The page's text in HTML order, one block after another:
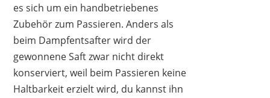
es sich um ein handbetriebenes
Zubehör zum Passieren. Anders als
beim Dampfentsafter wird der
gewonnene Saft zwar nicht direkt
konserviert, weil beim Passieren keine
Haltbarkeit erzielt wird, du kannst ihn